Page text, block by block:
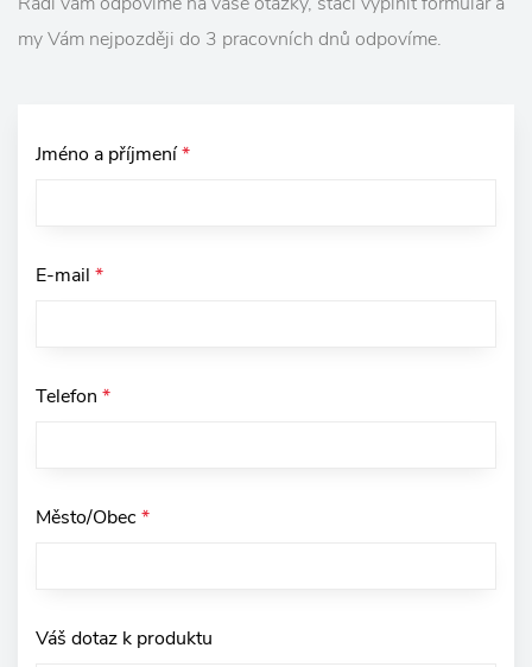
my Vám nejpozději do 3 pracovních dnů odpovíme.
Jméno a příjmení*
E-mail *
Telefon *
Město/Obec*
Váš dotaz k produktu